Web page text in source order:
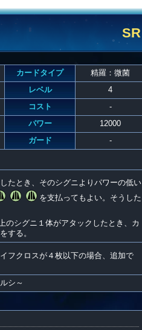
SR
カードタイプ
精羅：微菌
レベル
4
コスト
-
パワー
12000
ガード -
たとき、そのシグニよりパワーの低い
を支払ってもよい。そうした
のシグニ１体がアタックしたとき、カ
する。
フクロスが４枚以下の場合、追加で
シ～